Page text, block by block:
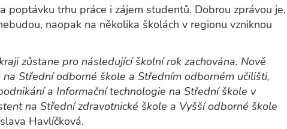
poptávku trhu práce i zájem studentů. Dobrou zprávou je,
naopak na několika školách v regionu vzniknou
zůstane pro následující školní rok zachována. Nově
Střední odborné škole a Středním odborném učilišti,
a Informační technologie na Střední škole v
na Střední zdravotnické škole a Vyšší odborné škole
Havlíčková.